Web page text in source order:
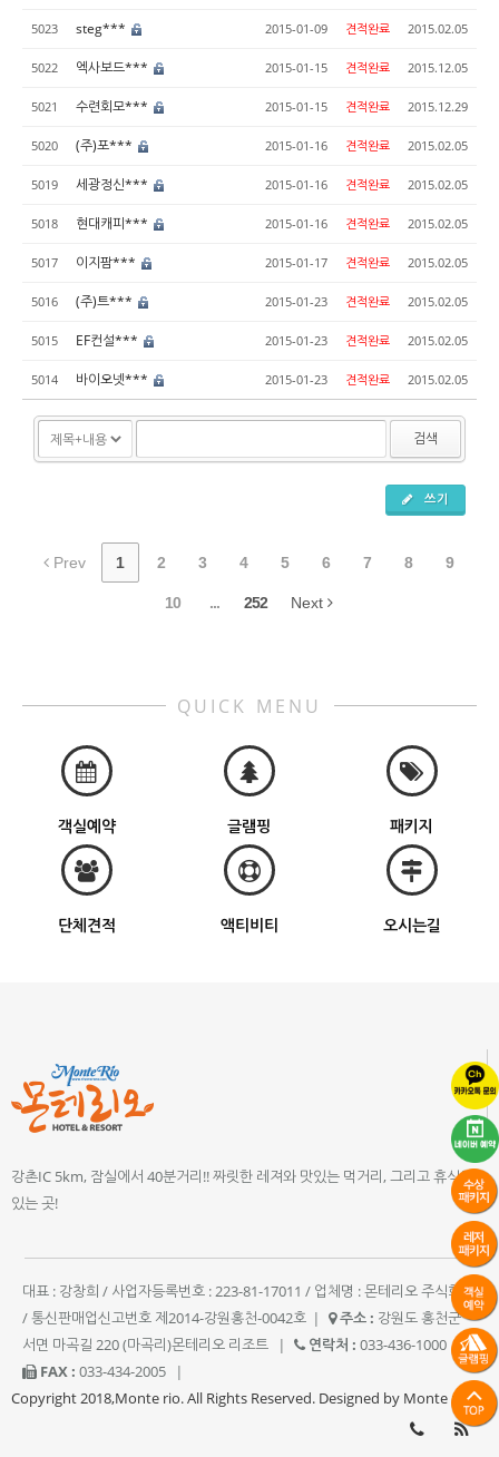
5023 steg*** 2015-01-09 견적완료 2015.02.05
5022 엑사보드*** 2015-01-15 견적완료 2015.12.05
5021 수련회모*** 2015-01-15 견적완료 2015.12.29
5020 (주)포*** 2015-01-16 견적완료 2015.02.05
5019 세광정신*** 2015-01-16 견적완료 2015.02.05
5018 현대캐피*** 2015-01-16 견적완료 2015.02.05
5017 이지팜*** 2015-01-17 견적완료 2015.02.05
5016 (주)트*** 2015-01-23 견적완료 2015.02.05
5015 EF컨설*** 2015-01-23 견적완료 2015.02.05
5014 바이오넷*** 2015-01-23 견적완료 2015.02.05
검색
쓰기
Prev 1 2 3 4 5 6 7 8 9
10 ... 252 Next
QUICK MENU
객실예약 글램핑 패키지
단체견적 액티비티 오시는길
강촌IC 5km, 잠실에서 40분거리!! 짜릿한 레져와 맛있는 먹거리, 그리고 휴식이
있는 곳!
대표 : 강창희 / 사업자등록번호 : 223-81-17011 / 업체명 : 몬테리오 주식회사
/ 통신판매업신고번호 제2014-강원홍천-0042호 | 주소 : 강원도 홍천군
서면 마곡길 220 (마곡리)몬테리오 리조트
| 연락처 : 033-436-1000
|
FAX : 033-434-2005
|
Copyright 2018,Monte rio. All Rights Reserved. Designed by Monte rio.